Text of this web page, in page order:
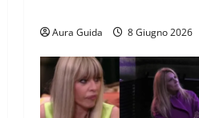
Aura Guida 8 Giugno 2026